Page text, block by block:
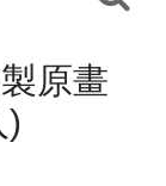
原畫
)